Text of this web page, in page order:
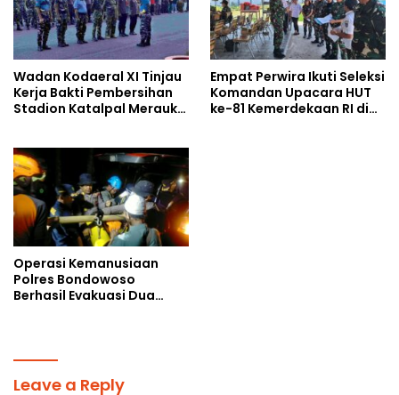
Wadan Kodaeral XI Tinjau
Kerja Bakti Pembersihan
Stadion Katalpal Merauke,
Empat Perwira Ikuti Seleksi
Komandan Upacara HUT
ke-81 Kemerdekaan RI di
Operasi Kemanusiaan
Polres Bondowoso
Berhasil Evakuasi Dua
Leave a Reply